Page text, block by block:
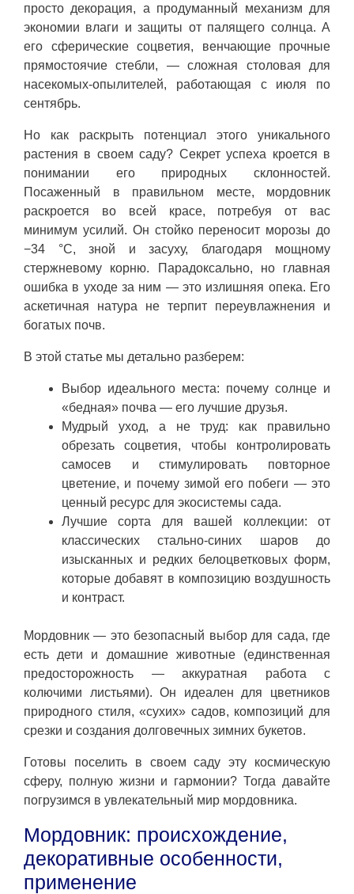
просто декорация, а продуманный механизм для
экономии влаги и защиты от палящего солнца. А
его сферические соцветия, венчающие прочные
прямостоячие стебли, — сложная столовая для
насекомых-опылителей, работающая с июля по
сентябрь.
Но как раскрыть потенциал этого уникального
растения в своем саду? Секрет успеха кроется в
понимании его природных склонностей.
Посаженный в правильном месте, мордовник
раскроется во всей красе, потребуя от вас
минимум усилий. Он стойко переносит морозы до
−34 °C, зной и засуху, благодаря мощному
стержневому корню. Парадоксально, но главная
ошибка в уходе за ним — это излишняя опека. Его
аскетичная натура не терпит переувлажнения и
богатых почв.
В этой статье мы детально разберем:
Выбор идеального места: почему солнце и
«бедная» почва — его лучшие друзья.
Мудрый уход, а не труд: как правильно
обрезать соцветия, чтобы контролировать
самосев и стимулировать повторное
цветение, и почему зимой его побеги — это
ценный ресурс для экосистемы сада.
Лучшие сорта для вашей коллекции: от
классических стально-синих шаров до
изысканных и редких белоцветковых форм,
которые добавят в композицию воздушность
и контраст.
Мордовник — это безопасный выбор для сада, где
есть дети и домашние животные (единственная
предосторожность — аккуратная работа с
колючими листьями). Он идеален для цветников
природного стиля, «сухих» садов, композиций для
срезки и создания долговечных зимних букетов.
Готовы поселить в своем саду эту космическую
сферу, полную жизни и гармонии? Тогда давайте
погрузимся в увлекательный мир мордовника.
Мордовник: происхождение,
декоративные особенности,
применение